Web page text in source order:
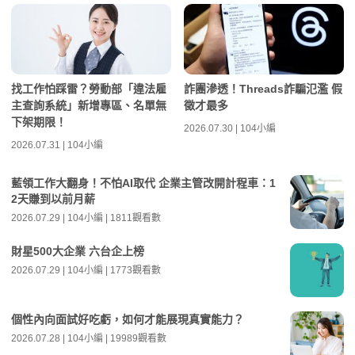
找工作怕踩雷？勞動部「違法雇
主查詢系統」新增專區、名單無
下架期限！
2026.07.31 | 104小編
詐團滲透！Threads詐騙氾濫 假
徵才最多
2026.07.30 | 104小編
藍領工作大翻身！不怕AI取代 企業主管改開計程車：1
2天賺到以前月薪
2026.07.29 | 104小編 | 1811觀看數
財星500大企業 六台企上榜
2026.07.29 | 104小編 | 1773觀看數
個性內向面試好吃虧，如何才能展現真實能力？
2026.07.28 | 104小編 | 19989觀看數